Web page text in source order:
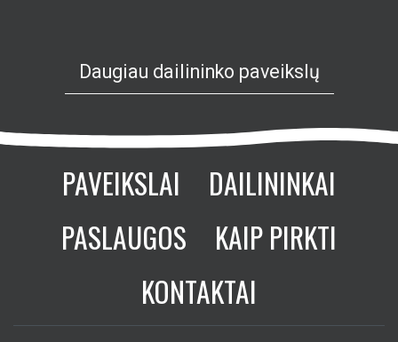
Nerija ART
Rūkas kalnuose I
50×70 cm
Daugiau dailininko paveikslų